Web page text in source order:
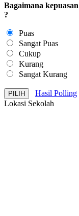
Bagaimana
?
Puas
Sangat Puas
Cukup
Kurang
Sangat Kurang
Hasil Polling
Lokasi Sekolah